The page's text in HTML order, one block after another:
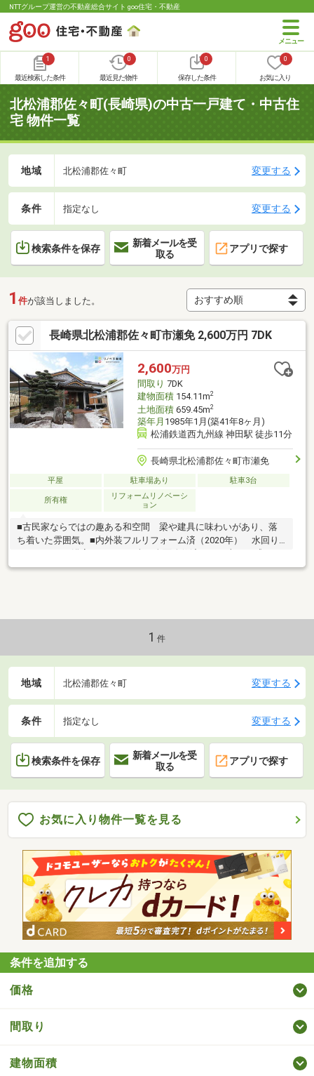
NTTグループ運営の不動産総合サイト goo住宅・不動産
1
最近検索した条件
0
最近見た物件
0
保存した条件
0
お気に入り
北松浦郡佐々町(長崎県)の中古一戸建て・中古住
宅 物件一覧
地域 北松浦郡佐々町 変更する
条件 指定なし 変更する
検索条件を保存
新着メールを受
取る
アプリで探す
1 件が該当しました。
長崎県北松浦郡佐々町市瀬免 2,600万円 7DK
2,600万円
間取り 7DK
建物面積154.11m2
土地面積659.45m2
築年月 1985年1月(築41年8ヶ月)
松浦鉄道西九州線 神田駅 徒歩11分
長崎県北松浦郡佐々町市瀬免
平屋 駐車場あり 駐車3台
所有権
リフォームリノベーシ
ョン
■古民家ならではの趣ある和空間 梁や建具に味わいがあり、落
ち着いた雰囲気。■内外装フルリフォーム済（2020年） 水回り
せずそのまま住めます。■7DK＋広々敷地約119坪 部屋数が多
スーパー・ホームセンター・病院が近く、日常生活がとてもスム
1 件
地域 北松浦郡佐々町 変更する
条件 指定なし 変更する
検索条件を保存
新着メールを受
取る
アプリで探す
お気に入り物件一覧を見る
条件を追加する
価格
間取り
建物面積